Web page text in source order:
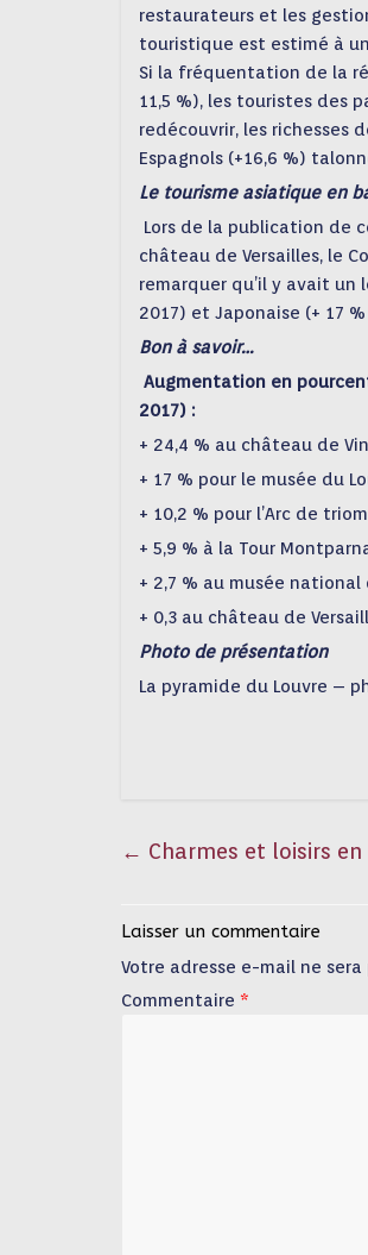
restaurateurs et les
touristique est estimé à
Si la fréquentation de la
11,5 %), les touristes des
redécouvrir, les richesses
Espagnols (+16,6 %)
Le tourisme asiatique en
Lors de la publication de
château de Versailles, le
remarquer qu’il y avait
2017) et Japonaise (+ 17
Bon à savoir…
Augmentation en
2017) :
+ 24,4 % au château de
+ 17 % pour le musée du
+ 10,2 % pour l’Arc de
+ 5,9 % à la Tour
+ 2,7 % au musée
+ 0,3 au château de
Photo de présentation
La pyramide du Louvre –
← Charmes et loisirs
Laisser un commentaire
Votre adresse e-mail ne sera
Commentaire *